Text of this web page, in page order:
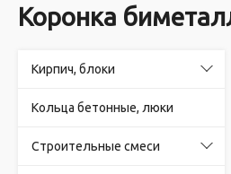
Коронка
Кирпич, блоки
Кольца бетонные, люки
Строительные смеси